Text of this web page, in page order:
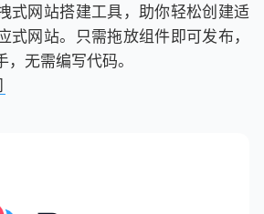
式网站搭建工具，助你轻松创建适
式网站。只需拖放组件即可发布，
无需编写代码。